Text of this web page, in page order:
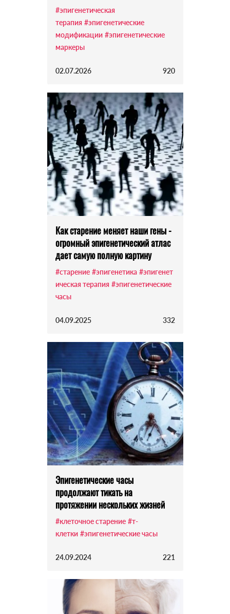
#эпигенетическая
терапия #эпигенетические
модификации #эпигенетические
маркеры
02.07.2026 920
Как старение меняет наши гены -
огромный эпигенетический атлас
дает самую полную картину
#старение #эпигенетика #эпигенет
ическая терапия #эпигенетические
часы
04.09.2025 332
Эпигенетические часы
продолжают тикать на
протяжении нескольких жизней
#клеточное старение #т-
клетки #эпигенетические часы
24.09.2024 221